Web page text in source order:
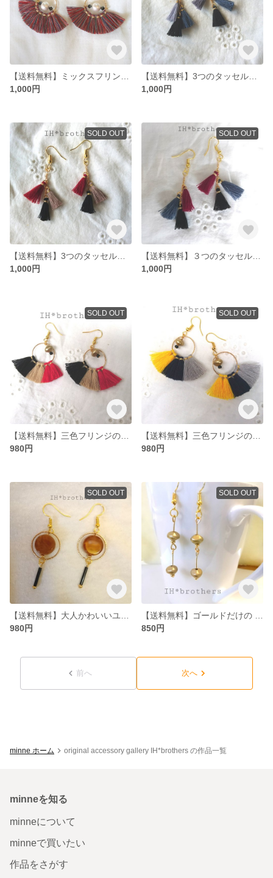
1,000円
1,000円
SOLD OUT
1,000円
SOLD OUT
1,000円
SOLD OUT
980円
SOLD OUT
980円
SOLD OUT
980円
SOLD OUT
850円
前へ 次へ
minne ホーム original accessory gallery IH*brothers の作品一覧
minneを知る
minneについて
minneで買いたい
作品をさがす